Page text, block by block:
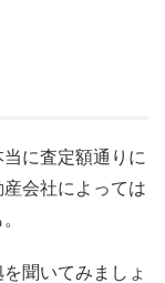
に査定額通りに
会社によっては
聞いてみましょ